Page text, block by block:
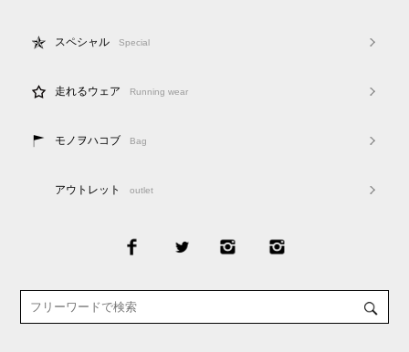
スペシャル Special
走れるウェア Running wear
モノヲハコブ Bag
アウトレット outlet